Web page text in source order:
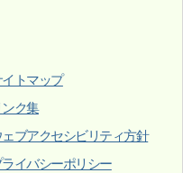
トマップ
ンク集
ェブアクセシビリティ方針
ライバシーポリシー